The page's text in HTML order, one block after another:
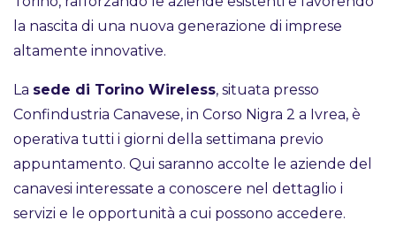
la nascita di una nuova generazione di imprese
altamente innovative.
La sede di Torino Wireless, situata presso
Confindustria Canavese, in Corso Nigra 2 a Ivrea, è
operativa tutti i giorni della settimana previo
appuntamento. Qui saranno accolte le aziende del
canavesi interessate a conoscere nel dettaglio i
servizi e le opportunità a cui possono accedere.